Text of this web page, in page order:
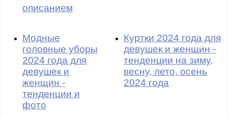
описанием
Модные
головные уборы
2024 года для
девушек и
женщин -
тенденции и
фото
Куртки 2024 года для
девушек и женщин -
тенденции на зиму,
весну, лето, осень
2024 года